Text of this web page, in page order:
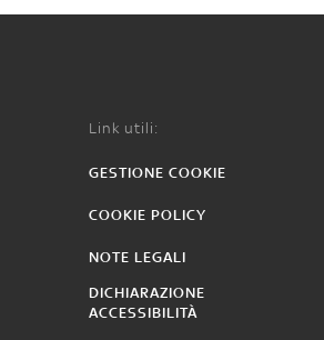
Link utili:
GESTIONE COOKIE
COOKIE POLICY
NOTE LEGALI
DICHIARAZIONE
ACCESSIBILITÀ